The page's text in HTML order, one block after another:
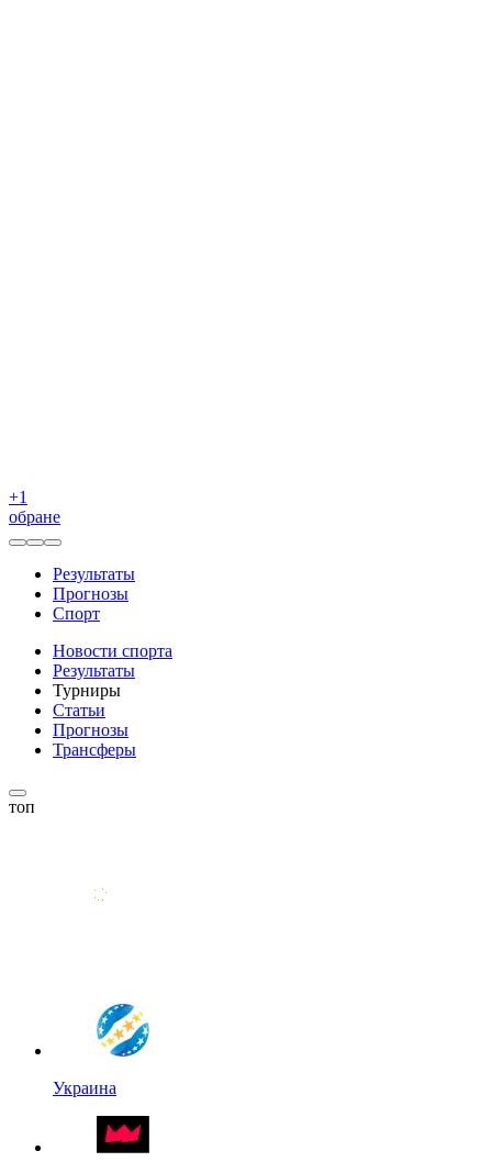
+1
обране
Результаты
Прогнозы
Спорт
Новости спорта
Результаты
Турниры
Статьи
Прогнозы
Трансферы
топ
Украина